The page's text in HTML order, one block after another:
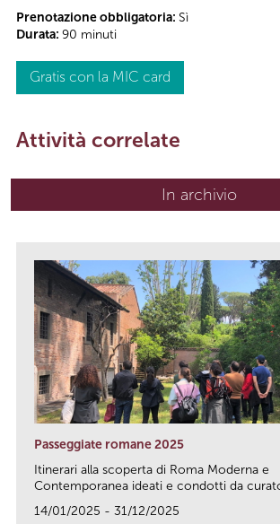
Prenotazione obbligatoria: Sì
Durata: 90 minuti
Gratis con la MIC card
Attività correlate
In archivio
Passeggiate romane 2025
Itinerari alla scoperta di Roma Moderna e
Contemporanea ideati e condotti da
14/01/2025 - 31/12/2025